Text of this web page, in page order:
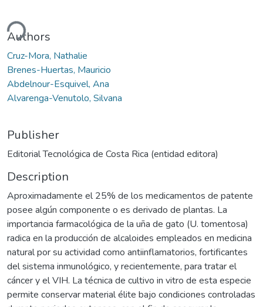
Authors
Cruz-Mora, Nathalie
Brenes-Huertas, Mauricio
Abdelnour-Esquivel, Ana
Alvarenga-Venutolo, Silvana
Publisher
Editorial Tecnológica de Costa Rica (entidad editora)
Description
Aproximadamente el 25% de los medicamentos de patente
posee algún componente o es derivado de plantas. La
importancia farmacológica de la uña de gato (U. tomentosa)
radica en la producción de alcaloides empleados en medicina
natural por su actividad como antiinflamatorios, fortificantes
del sistema inmunológico, y recientemente, para tratar el
cáncer y el VIH. La técnica de cultivo in vitro de esta especie
permite conservar material élite bajo condiciones controladas